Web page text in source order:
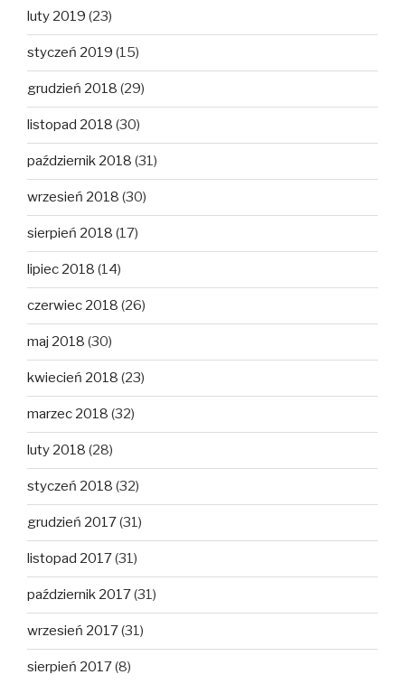
luty 2019 (23)
styczeń 2019 (15)
grudzień 2018 (29)
listopad 2018 (30)
październik 2018 (31)
wrzesień 2018 (30)
sierpień 2018 (17)
lipiec 2018 (14)
czerwiec 2018 (26)
maj 2018 (30)
kwiecień 2018 (23)
marzec 2018 (32)
luty 2018 (28)
styczeń 2018 (32)
grudzień 2017(31)
listopad 2017(31)
październik 2017(31)
wrzesień 2017(31)
sierpień 2017(8)